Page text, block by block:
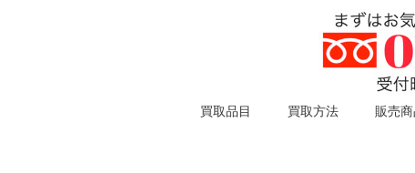
買取品目 買取方法 販売